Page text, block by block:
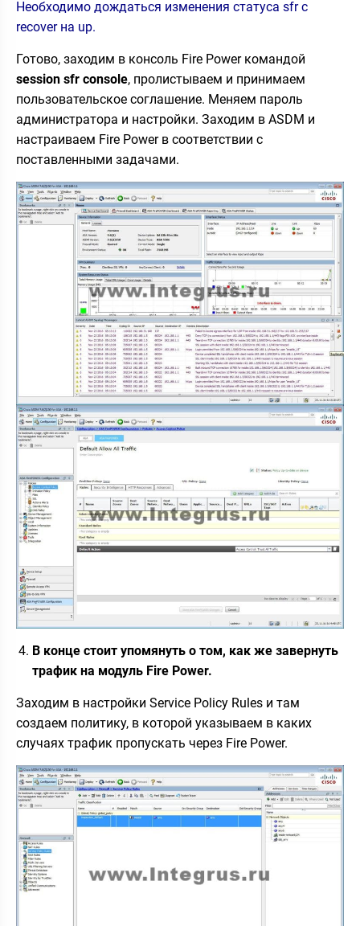
Необходимо дождаться изменения статуса sfr с
recover на up.
Готово, заходим в консоль Fire Power командой
session sfr console, пролистываем и принимаем
пользовательское соглашение. Меняем пароль
администратора и настройки. Заходим в ASDM и
настраиваем Fire Power в соответствии с
поставленными задачами.
В конце стоит упомянуть о том, как же завернуть
трафик на модуль Fire Power.
Заходим в настройки Service Policy Rules и там
создаем политику, в которой указываем в каких
случаях трафик пропускать через Fire Power.